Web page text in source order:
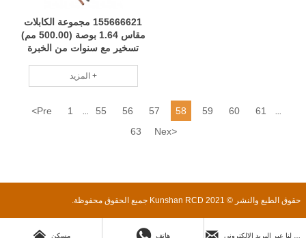
155666621 مجموعة الكابلات
مقاس 1.64 بوصة (500.00 مم)
تسخير مع سنوات من الخبرة
المزيد +
<Pre 1 55 56 57 58 59 60 61
63 Nex>
حقوق الطبع والنشر © 2021 Kunshan RCD جميع الحقوق محفوظة.
مسكن هاتف